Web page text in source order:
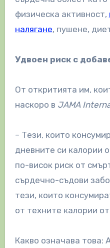
физическа активност,
налягане, пушене,
Удвоен риск с
От откритията им,
наскоро в JAMA
– Тези, които
дневните си калории
по-висок риск от
сърдечно-съдови
тези, които
от техните калории
Какво означава това: